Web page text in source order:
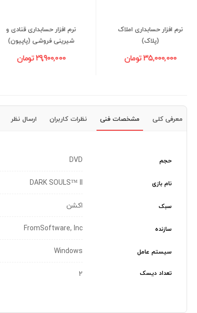
نرم افزار حسابداری قنادی و
شیرینی فروشی (پاپیون)
29,900,000 تومان
نرم افزار حسابداری خرازی و
لوازم آرایشی و بهداشتی
معرفی کلی مشخصات فنی نظرات کاربران ارسال نظر
حجم DVD
نام بازی DARK SOULS™ II
سبک اکشن
سازنده FromSoftware, Inc
سیستم عامل Windows
تعداد دیسک 2